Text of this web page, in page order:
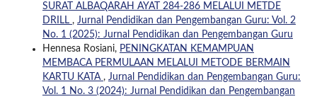
SURAT ALBAQARAH AYAT 284-286 MELALUI METDE
DRILL , Jurnal Pendidikan dan Pengembangan Guru: Vol. 2
No. 1 (2025): Jurnal Pendidikan dan Pengembangan Guru
Hennesa Rosiani, PENINGKATAN KEMAMPUAN
MEMBACA PERMULAAN MELALUI METODE BERMAIN
KARTU KATA , Jurnal Pendidikan dan Pengembangan Guru:
Vol. 1 No. 3 (2024): Jurnal Pendidikan dan Pengembangan